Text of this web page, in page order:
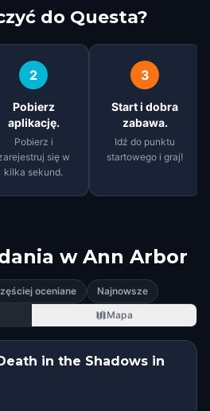
do Questa?
2
Pobierz
aplikację.
Pobierz i
się w
kilka sekund.
3
Start i dobra
zabawa.
Idź do punktu
startowego i graj!
w Ann Arbor
oceniane
Najnowsze
Mapa
in the Shadows in